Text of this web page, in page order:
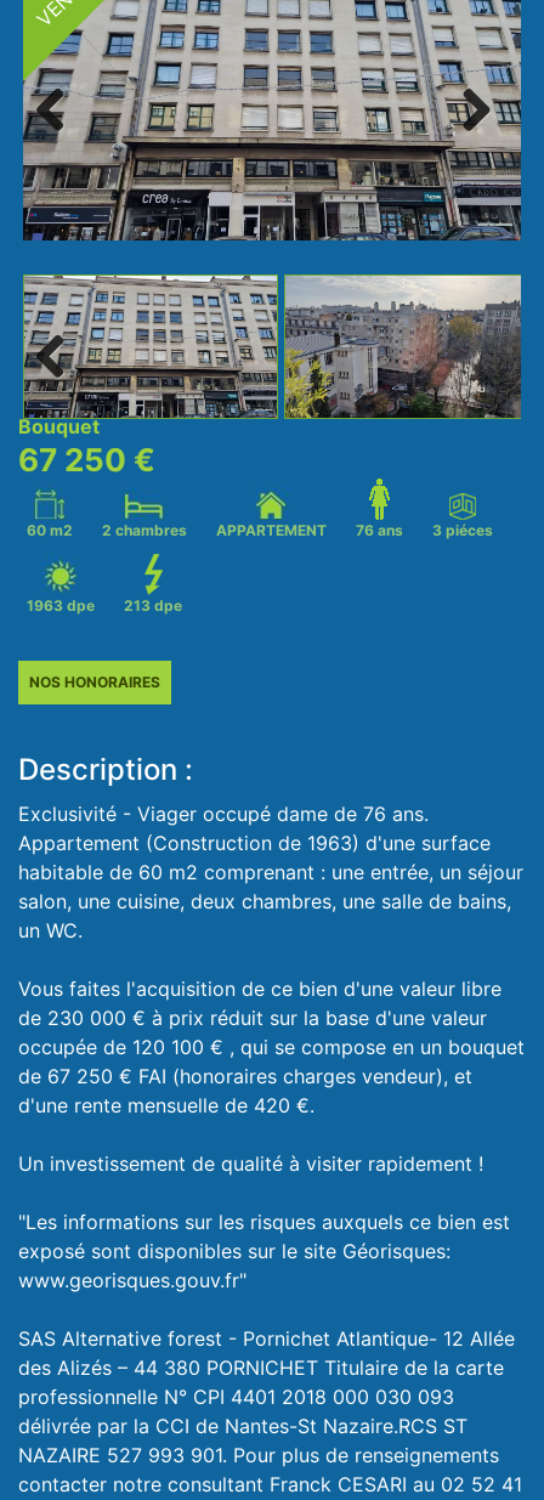
Previ
ous
Next
Next
60 m2 2 chambres APPARTEMENT 76 ans 3 piéces
1963 dpe 213 dpe
Bouquet
67 250 €
NOS HONORAIRES
Description :
Exclusivité - Viager occupé dame de 76 ans.
Appartement (Construction de 1963) d'une surface
habitable de 60 m2 comprenant : une entrée, un séjour
salon, une cuisine, deux chambres, une salle de bains,
un WC.
Vous faites l'acquisition de ce bien d'une valeur libre
de 230 000 € à prix réduit sur la base d'une valeur
occupée de 120 100 € , qui se compose en un bouquet
de 67 250 € FAI (honoraires charges vendeur), et
d'une rente mensuelle de 420 €.
Un investissement de qualité à visiter rapidement !
"Les informations sur les risques auxquels ce bien est
exposé sont disponibles sur le site Géorisques:
www.georisques.gouv.fr"
SAS Alternative forest - Pornichet Atlantique- 12 Allée
des Alizés – 44 380 PORNICHET Titulaire de la carte
professionnelle N° CPI 4401 2018 000 030 093
délivrée par la CCI de Nantes-St Nazaire.RCS ST
NAZAIRE 527 993 901. Pour plus de renseignements
contacter notre consultant Franck CESARI au 02 52 41